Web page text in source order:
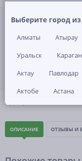
Артикул: -
ОПИСАНИЕ ОТЗЫВЫ И
Выберите город из
Алматы Атырау
Уральск
Актау
Павлодар
Актобе
Астана